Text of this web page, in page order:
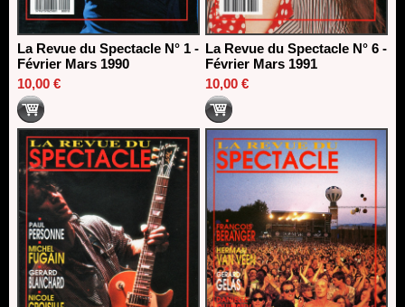
La Revue du Spectacle N° 1 -
Février Mars 1990
10,00 €
La Revue du Spectacle N° 6 -
Février Mars 1991
10,00 €